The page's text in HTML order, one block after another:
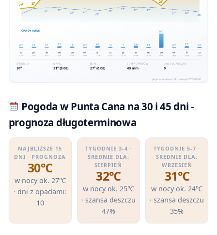
Pogoda w Punta Cana na 30 i 45 dni -
prognoza długoterminowa
NAJBLIŻSZE 15
DNI · PROGNOZA
30℃
w nocy ok. 27℃
· dni z opadami:
10
TYGODNIE 3-4 ·
ŚREDNIE DLA:
SIERPIEŃ
32℃
w nocy ok. 25℃
· szansa deszczu
47%
TYGODNIE 5-7 ·
ŚREDNIE DLA:
WRZESIEŃ
31℃
w nocy ok. 24℃
· szansa deszczu
35%